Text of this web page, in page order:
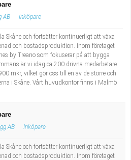
AB Inköpare
Skåne och fortsätter kontinuerligt att växa
och bostadsproduktion. Inom företaget
by Treano som fokuserar på att bygga
är vi idag ca 200 drivna medarbetare
mkr, vilket gör oss till en av de större och
i Skåne. Vårt huvudkontor finns i Malmö
AB Inköpare
Skåne och fortsätter kontinuerligt att växa
och bostadsproduktion. Inom företaget